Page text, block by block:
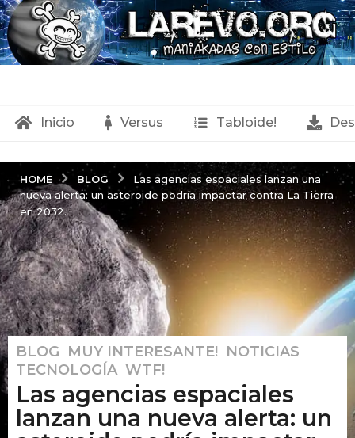
Inicio Versus Tabloide!
HOME BLOG
Las agencias espaciales lanzan una
nueva alerta: un asteroide podría impactar contra La Tierra
en 2032.
2
a
ñ
o
s
BLOG ,MUY INTERESANTE! ,NOTICIAS
TECNOLOGÍA ,WTF!
Las agencias espaciales
lanzan una nueva alerta: un